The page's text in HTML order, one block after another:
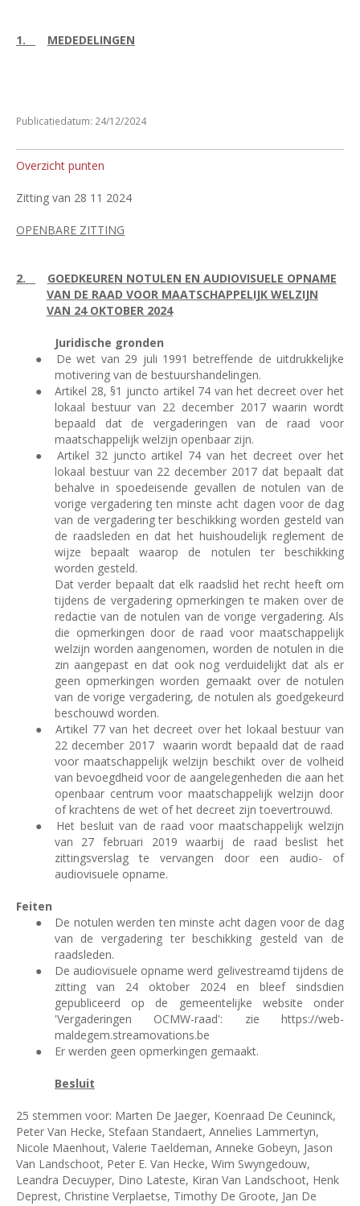
1. MEDEDELINGEN
Publicatiedatum: 24/12/2024
Overzicht punten
Zitting van 28 11 2024
OPENBARE ZITTING
2.
GOEDKEUREN NOTULEN EN AUDIOVISUELE OPNAME
VAN DE RAAD VOOR MAATSCHAPPELIJK WELZIJN
VAN 24 OKTOBER 2024
Juridische gronden
●
De wet van 29 juli 1991 betreffende de uitdrukkelijke
motivering van de bestuurshandelingen.
●
Artikel 28, §1 juncto artikel 74 van het decreet over het
lokaal bestuur van 22 december 2017 waarin wordt
bepaald dat de vergaderingen van de raad voor
maatschappelijk welzijn openbaar zijn.
●
Artikel 32 juncto artikel 74 van het decreet over het
lokaal bestuur van 22 december 2017 dat bepaalt dat
behalve in spoedeisende gevallen de notulen van de
vorige vergadering ten minste acht dagen voor de dag
van de vergadering ter beschikking worden gesteld van
de raadsleden en dat het huishoudelijk reglement de
wijze bepaalt waarop de notulen ter beschikking
worden gesteld.
Dat verder bepaalt dat elk raadslid het recht heeft om
tijdens de vergadering opmerkingen te maken over de
redactie van de notulen van de vorige vergadering. Als
die opmerkingen door de raad voor maatschappelijk
welzijn worden aangenomen, worden de notulen in die
zin aangepast en dat ook nog verduidelijkt dat als er
geen opmerkingen worden gemaakt over de notulen
van de vorige vergadering, de notulen als goedgekeurd
beschouwd worden.
●
Artikel 77 van het decreet over het lokaal bestuur van
22 december 2017 waarin wordt bepaald dat de raad
voor maatschappelijk welzijn beschikt over de volheid
van bevoegdheid voor de aangelegenheden die aan het
openbaar centrum voor maatschappelijk welzijn door
of krachtens de wet of het decreet zijn toevertrouwd.
●
Het besluit van de raad voor maatschappelijk welzijn
van 27 februari 2019 waarbij de raad beslist het
zittingsverslag te vervangen door een audio- of
audiovisuele opname.
Feiten
●
De notulen werden ten minste acht dagen voor de dag
van de vergadering ter beschikking gesteld van de
raadsleden.
●
De audiovisuele opname werd gelivestreamd tijdens de
zitting van 24 oktober 2024 en bleef sindsdien
gepubliceerd op de gemeentelijke website onder
'Vergaderingen OCMW-raad': zie https://web-
maldegem.streamovations.be
●
Er werden geen opmerkingen gemaakt.
Besluit
25 stemmen voor: Marten De Jaeger, Koenraad De Ceuninck,
Peter Van Hecke, Stefaan Standaert, Annelies Lammertyn,
Nicole Maenhout, Valerie Taeldeman, Anneke Gobeyn, Jason
Van Landschoot, Peter E. Van Hecke, Wim Swyngedouw,
Leandra Decuyper, Dino Lateste, Kiran Van Landschoot, Henk
Deprest, Christine Verplaetse, Timothy De Groote, Jan De